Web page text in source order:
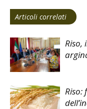
Articoli correlati
Riso,
Riso: